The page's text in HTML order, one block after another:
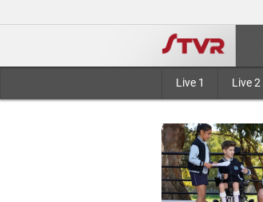
Live 1 Live 2